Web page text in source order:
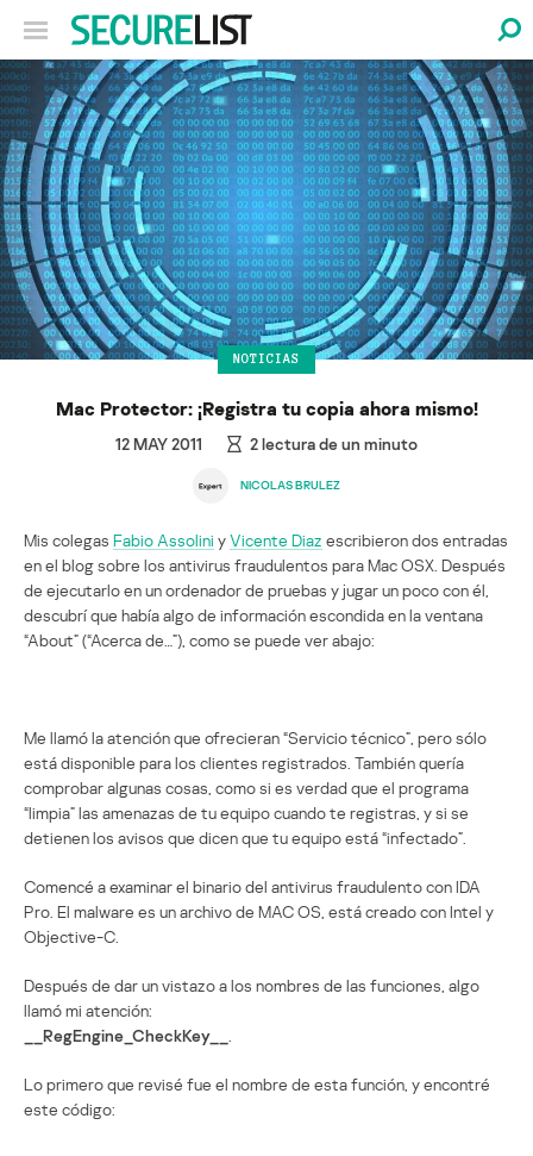
NOTICIAS
Mac Protector: ¡Registra tu copia ahora mismo!
12 MAY 2011 2lectura de un minuto
NICOLAS BRULEZ
Mis colegas Fabio Assolini yVicente Diaz escribieron dos entradas
en el blog sobre los antivirus fraudulentos para Mac OSX. Después
de ejecutarlo en un ordenador de pruebas y jugar un poco con él,
descubrí que había algo de información escondida en la ventana
“About” (“Acerca de…”), como se puede ver abajo:
Me llamó la atención que ofrecieran “Servicio técnico”, pero sólo
está disponible para los clientes registrados. También quería
comprobar algunas cosas, como si es verdad que el programa
“limpia” las amenazas de tu equipo cuando te registras, y si se
detienen los avisos que dicen que tu equipo está “infectado”.
Comencé a examinar el binario del antivirus fraudulento con IDA
Pro. El malware es un archivo de MAC OS, está creado con Intel y
Objective-C.
Después de dar un vistazo a los nombres de las funciones, algo
llamó mi atención:
__RegEngine_CheckKey__
Lo primero que revisé fue el nombre de esta función, y encontré
este código: